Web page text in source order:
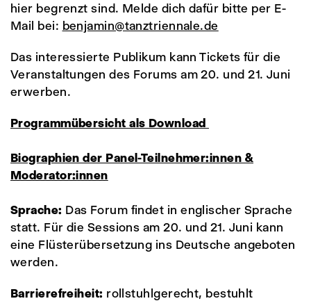
hier begrenzt sind. Melde dich dafür bitte per E-
Mail bei: benjamin@tanztriennale.de
Das interessierte Publikum kann Tickets für die
Veranstaltungen des Forums am 20. und 21. Juni
erwerben.
Programmübersicht als Download
Biographien der Panel-Teilnehmer:innen &
Moderator:innen
Sprache: Das Forum findet in englischer Sprache
statt. Für die Sessions am 20. und 21. Juni kann
eine Flüsterübersetzung ins Deutsche angeboten
werden.
Barrierefreiheit: rollstuhlgerecht, bestuhlt